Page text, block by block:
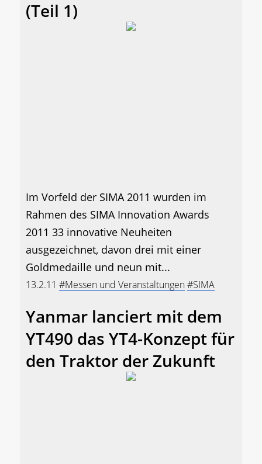
(Teil 1)
Im Vorfeld der SIMA 2011 wurden im
Rahmen des SIMA Innovation Awards
2011 33 innovative Neuheiten
ausgezeichnet, davon drei mit einer
Goldmedaille und neun mit...
13.2.11 #Messen und Veranstaltungen#SIMA
Yanmar lanciert mit dem
YT490 das YT4-Konzept für
den Traktor der Zukunft